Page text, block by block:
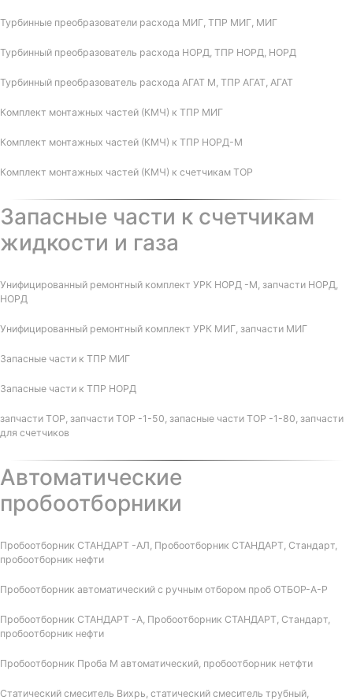
Турбинные преобразователи расхода МИГ, ТПР МИГ, МИГ
Турбинный преобразователь расхода НОРД, ТПР НОРД, НОРД
Турбинный преобразователь расхода АГАТ М, ТПР АГАТ, АГАТ
Комплект монтажных частей (КМЧ) к ТПР МИГ
Комплект монтажных частей (КМЧ) к ТПР НОРД-М
Комплект монтажных частей (КМЧ) к счетчикам ТОР
Запасные части к счетчикам
жидкости и газа
Унифицированный ремонтный комплект УРК НОРД -М, запчасти НОРД,
НОРД
Унифицированный ремонтный комплект УРК МИГ, запчасти МИГ
Запасные части к ТПР МИГ
Запасные части к ТПР НОРД
запчасти ТОР, запчасти ТОР -1-50, запасные части ТОР -1-80, запчасти
для счетчиков
Автоматические
пробоотборники
Пробоотборник СТАНДАРТ -АЛ, Пробоотборник СТАНДАРТ, Стандарт,
пробоотборник нефти
Пробоотборник автоматический с ручным отбором проб ОТБОР-А-Р
Пробоотборник СТАНДАРТ -А, Пробоотборник СТАНДАРТ, Стандарт,
пробоотборник нефти
Пробоотборник Проба М автоматический, пробоотборник нетфти
Статический смеситель Вихрь, статический смеситель трубный,